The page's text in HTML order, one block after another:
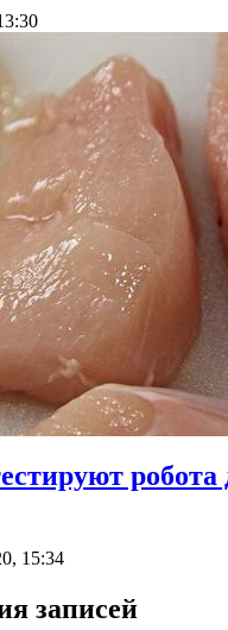
робота
15:34
записей